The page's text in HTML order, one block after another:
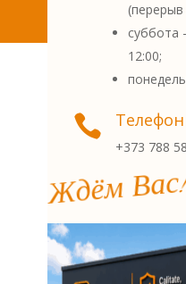
(перерыв
суббота
12:00;

+373 788
Ждём